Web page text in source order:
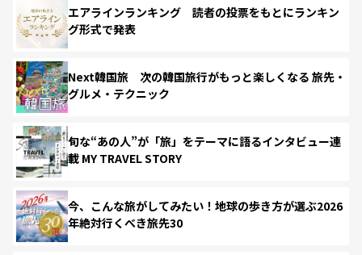
エアラインランキング 読者の投票をもとにランキン
グ形式で発表
Next韓国旅 次の韓国旅行がもっと楽しくなる 旅先・
グルメ・テクニック
旬な“あの人”が「旅」をテーマに語るインタビュー連
載 MY TRAVEL STORY
今、こんな旅がしてみたい！地球の歩き方が選ぶ2026
年絶対行くべき旅先30